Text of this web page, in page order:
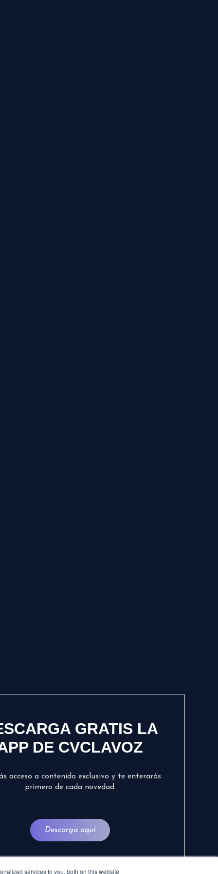
services to you, both on this website
GRATIS LA
DE CVCLAVOZ
acceso a contenido exclusivo y te enterarás
primero de cada novedad.
Descarga aquí